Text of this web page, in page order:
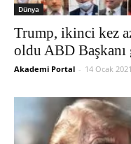
Dünya
Trump, ikinci kez
oldu ABD Başkanı
Akademi Portal - 14 Ocak 2021